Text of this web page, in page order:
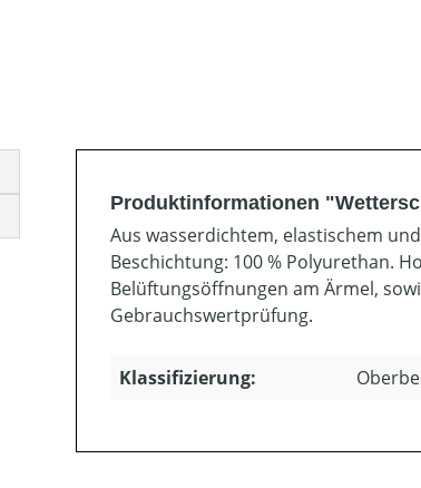
Produktinformationen
Aus wasserdichtem, elastischem
Beschichtung: 100 % Polyurethan.
Belüftungsöffnungen am Ärmel,
Gebrauchswertprüfung.
Klassifizierung: